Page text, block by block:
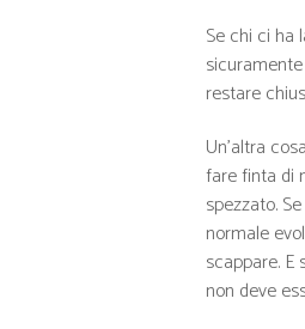
Se chi ci ha
restare
Un’altra
fare finta di
spezzato.
normale
scappare.
non deve